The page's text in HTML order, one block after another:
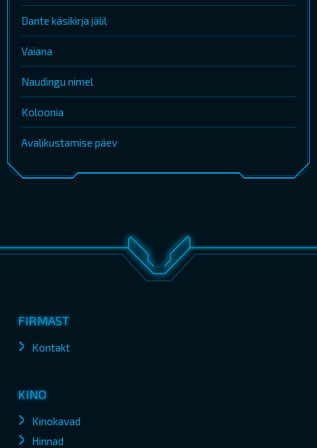
Dante käsikirja jälil
Vaiana
Naudingu nimel
Koloonia
Avalikustamise päev
FIRMAST
Kontakt
KINO
Kinokavad
Hinnad